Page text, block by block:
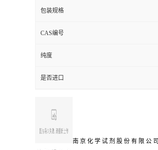
包装规格
CAS编号
纯度
是否进口
南 京 化 学 试 剂 股 份 有 限 公 司